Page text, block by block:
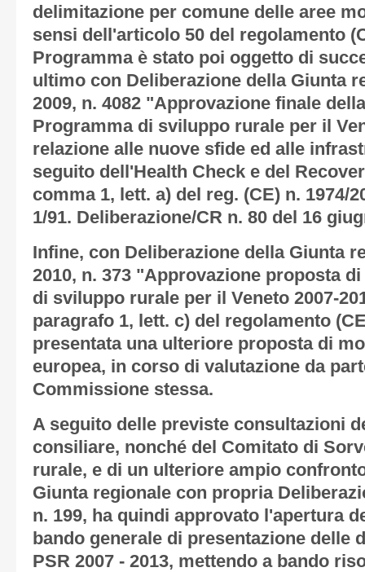
delimitazione per comune delle aree
sensi dell'articolo 50 del regolamento
Programma è stato poi oggetto di
ultimo con Deliberazione della Giunta
2009, n. 4082 "Approvazione finale
Programma di sviluppo rurale per il
relazione alle nuove sfide ed alle
seguito dell'Health Check e del
comma 1, lett. a) del reg. (CE) n. 1974/
1/91. Deliberazione/CR n. 80 del 16
Infine, con Deliberazione della Giunta
2010, n. 373 "Approvazione proposta
di sviluppo rurale per il Veneto 2007-
paragrafo 1, lett. c) del regolamento
presentata una ulteriore proposta di
europea, in corso di valutazione da
Commissione stessa.
A seguito delle previste consultazioni
consiliare, nonché del Comitato di
rurale, e di un ulteriore ampio
Giunta regionale con propria
n. 199, ha quindi approvato l'apertura
bando generale di presentazione delle
PSR 2007 - 2013, mettendo a bando